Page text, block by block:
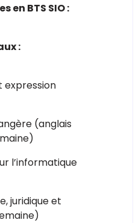
en BTS SIO :
:
expression
(anglais
l’informatique
juridique et